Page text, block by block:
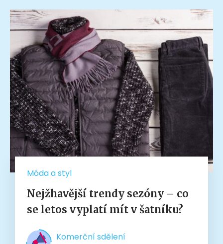
Móda a styl
Nejžhavější trendy sezóny – co
se letos vyplatí mít v šatníku?
Komerční sdělení